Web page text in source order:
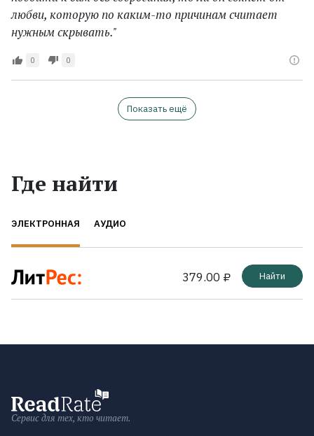
любви, которую по каким-то причинам считает
нужным скрывать."
0 0
Показать ещё
Где найти
ЭЛЕКТРОННАЯ АУДИО
379.00 ₽ Найти
Сервис для тех, кто читает.